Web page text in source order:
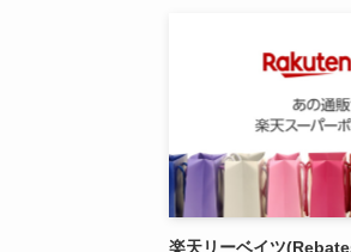
楽天リーベイツ